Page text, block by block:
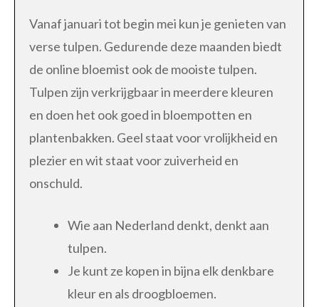
Vanaf januari tot begin mei kun je genieten van
verse tulpen. Gedurende deze maanden biedt
de online bloemist ook de mooiste tulpen.
Tulpen zijn verkrijgbaar in meerdere kleuren
en doen het ook goed in bloempotten en
plantenbakken. Geel staat voor vrolijkheid en
plezier en wit staat voor zuiverheid en
onschuld.
Wie aan Nederland denkt, denkt aan
tulpen.
Je kunt ze kopen in bijna elk denkbare
kleur en als droogbloemen.